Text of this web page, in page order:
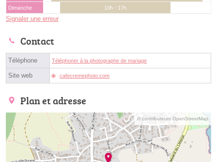
Dimanche
10h - 17h
Signaler une erreur
Contact
Téléphone Téléphoner à la photographe de mariage
Site web cafecremephoto.com
Plan et adresse
© contributeurs OpenStreetMap